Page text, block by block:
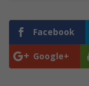
Facebook
Google+